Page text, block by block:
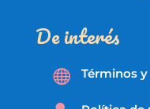
De interés
 Términos